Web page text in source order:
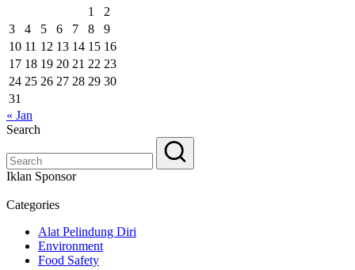
1
2
3
4 5 6 7 8
9
10 11 12 13 14 15 16
17 18 19 20 21 22 23
24 25 26 27 28 29 30
31
« Jan
Search
Iklan Sponsor
Categories
Alat Pelindung Diri
Environment
Food Safety